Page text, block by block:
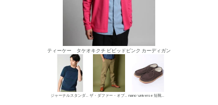
ティーケー タケオキクチ ビビッドピンク カーディガン
ジャーナルスタンダード 丸首Tシャツ ザ・ダファー・オブ・セントジョージ チノパン・綿パン nano･universe 短靴・レザーシューズ